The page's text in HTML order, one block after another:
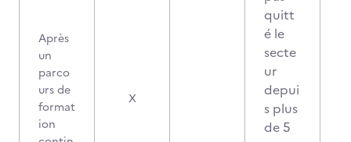
Après
un
parco
urs de
format
ion
X
quitt
é le
secte
ur
depui
s plus
de 5